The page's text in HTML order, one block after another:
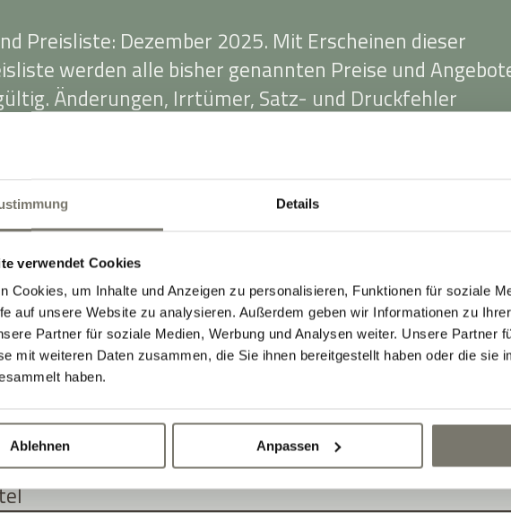
Details
verwendet Cookies
Cookies, um Inhalte und Anzeigen zu personalisieren, Funktionen für soziale
auf unsere Website zu analysieren. Außerdem geben wir Informationen zu
Partner für soziale Medien, Werbung und Analysen weiter. Unsere Partner
mit weiteren Daten zusammen, die Sie ihnen bereitgestellt haben oder die sie
haben.
Ablehnen Anpassen
Preisliste: Dezember 2025. Mit Erscheinen dieser
werden alle bisher genannten Preise und
Änderungen, Irrtümer, Satz- und Druckfehler
und Stornierungen